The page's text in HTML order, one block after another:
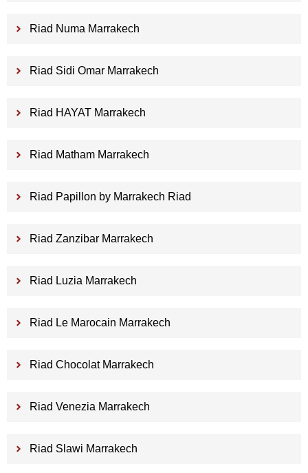
Riad Numa Marrakech
Riad Sidi Omar Marrakech
Riad HAYAT Marrakech
Riad Matham Marrakech
Riad Papillon by Marrakech Riad
Riad Zanzibar Marrakech
Riad Luzia Marrakech
Riad Le Marocain Marrakech
Riad Chocolat Marrakech
Riad Venezia Marrakech
Riad Slawi Marrakech